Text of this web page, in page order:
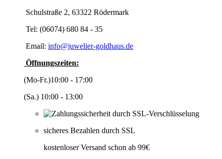
Schulstraße 2, 63322 Rödermark
Tel: (06074) 680 84 - 35
Email: info@juwelier-goldhaus.de
Öffnungszeiten:
(Mo-Fr.)10:00 - 17:00
(Sa.) 10:00 - 13:00
sicheres Bezahlen durch SSL
kostenloser Versand schon ab 99€